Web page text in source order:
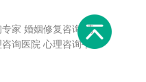
家 婚姻修复咨询 情
询医院 心理咨询平